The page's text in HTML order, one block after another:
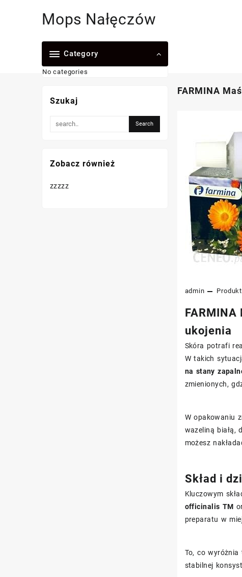
Mops Nałęczów
Category
No categories
FARMINA
admin Produkt
ukojenia
Skóra potrafi
W takich
na stany
zmienionych,
W opakowaniu
wazeliną białą,
możesz
Skład i
Kluczowym
officinalis TM
preparatu w
To, co wyróżnia
stabilnej
Szukaj
Zobacz również
zzzzz